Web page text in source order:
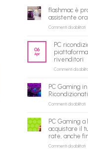
flashmac è
assistente
Commenti disabilitatisu
06
Apr
PC
piattaforma
rivenditori
Commenti
PC Gaming
Commenti disabilitatisu
in
–
PC Gaming a
acquistare il
rate, anche
Commenti disabilitatisu